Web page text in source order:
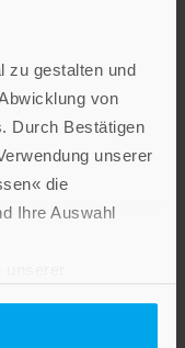
zu gestalten und
von
Durch Bestätigen
unserer
die
Ihre Auswahl